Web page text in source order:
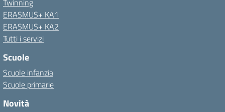
Twinning
ERASMUS+ KA1
ERASMUS+ KA2
Tutti i servizi
Scuole
Scuole infanzia
Scuole primarie
Novità